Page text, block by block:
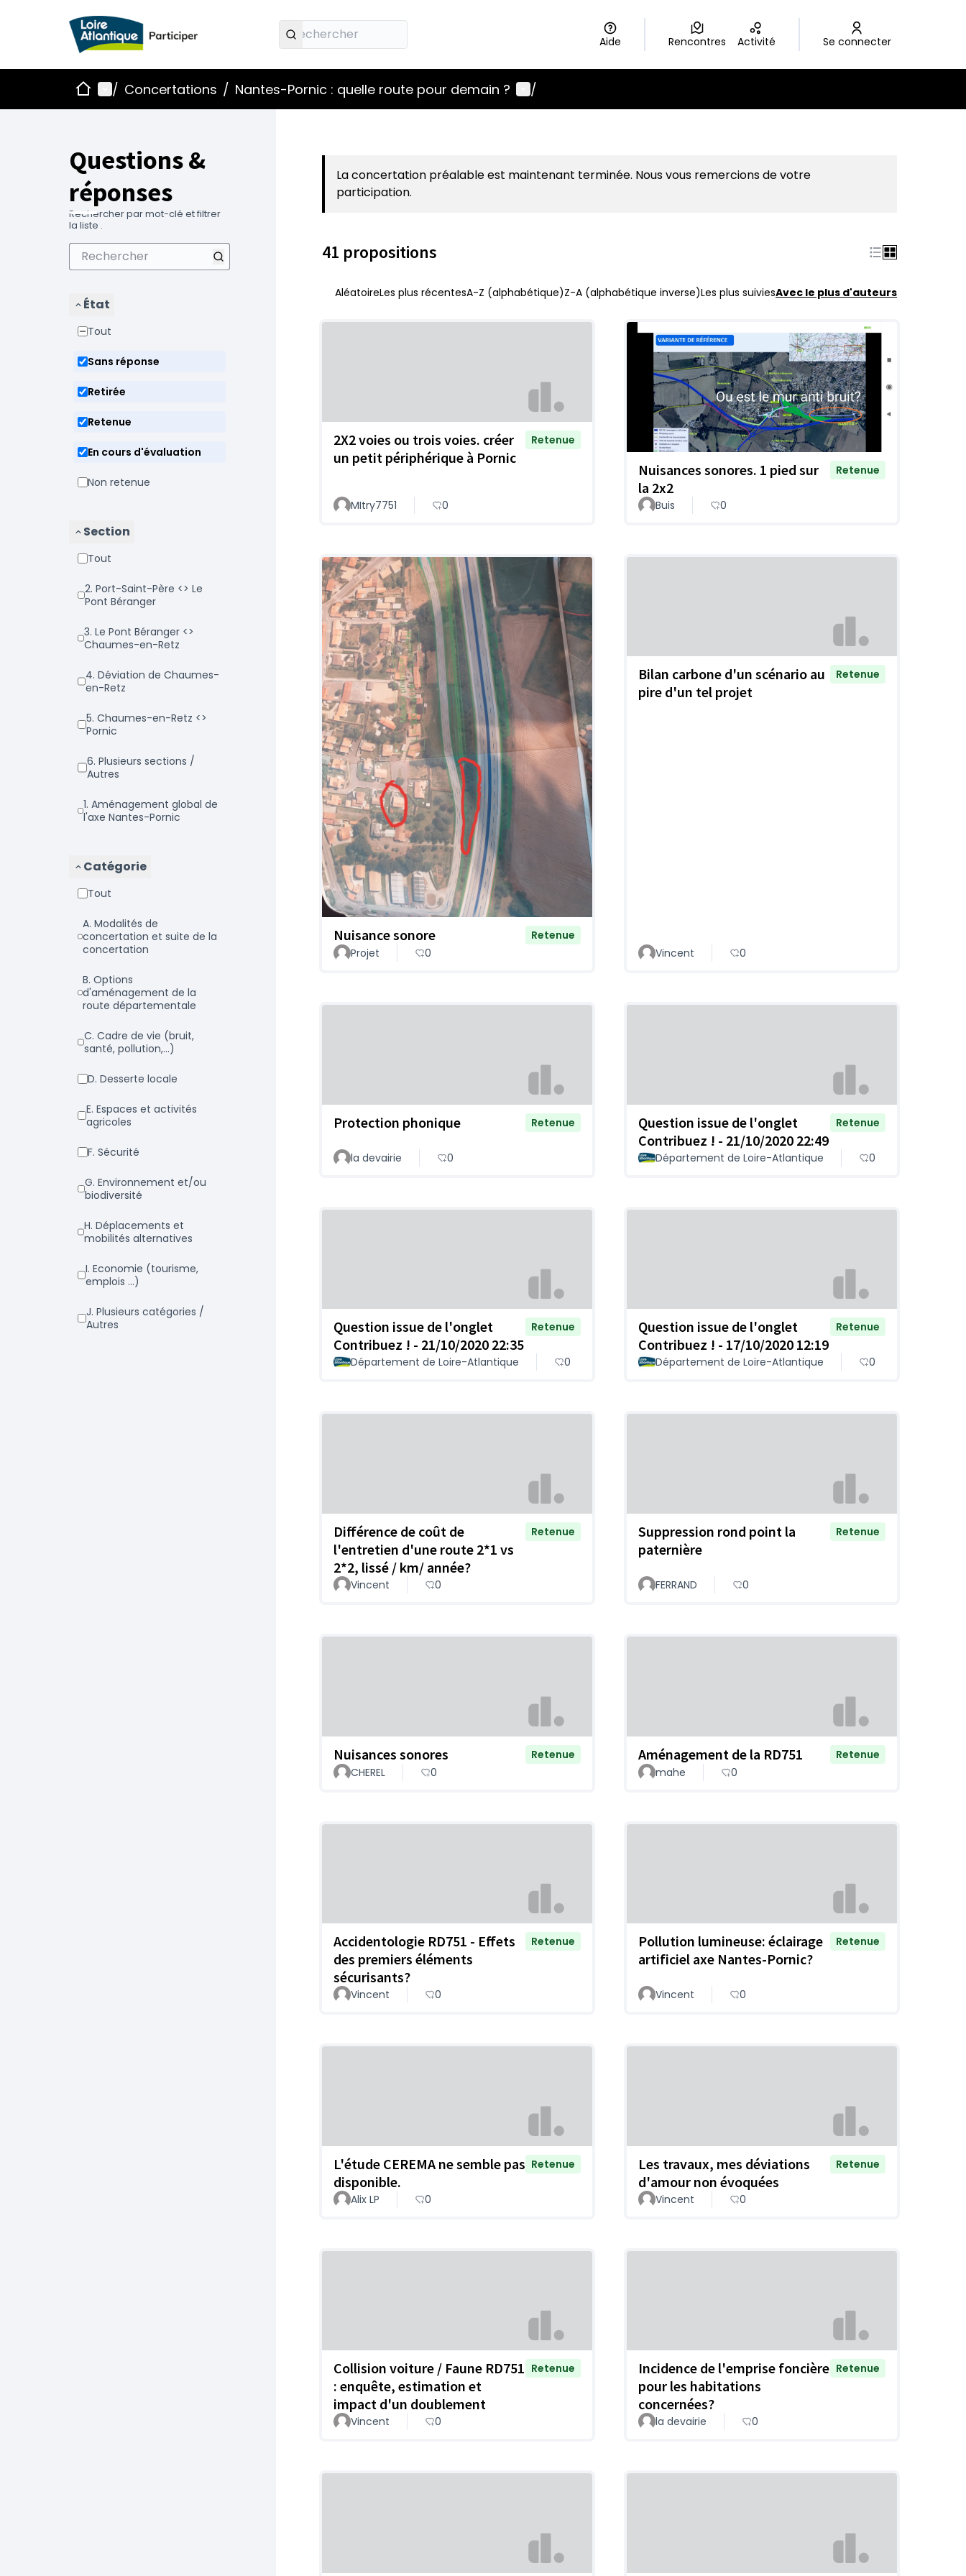
Aide Rencontres Activité Se connecter
AccueilMenu principal
/ Concertations / Nantes-Pornic : quelle route pour demain ? Menu utilisateur
/
Questions &
réponses
Rechercher par mot-clé et filtrer
la liste .
État
Tout
Sans réponse
Retirée
Retenue
En cours d'évaluation
Non retenue
Section
Tout
2. Port-Saint-Père <> Le
Pont Béranger
3. Le Pont Béranger <>
Chaumes-en-Retz
4. Déviation de Chaumes-
en-Retz
5. Chaumes-en-Retz <>
Pornic
6. Plusieurs sections /
Autres
1. Aménagement global de
l'axe Nantes-Pornic
Catégorie
Tout
a. Modalités de
concertation et suite de la
concertation
b. Options
d'aménagement de la
route départementale
c. Cadre de vie (bruit,
santé, pollution,...)
d. Desserte locale
e. Espaces et activités
agricoles
f. Sécurité
g. Environnement et/ou
biodiversité
h. Déplacements et
mobilités alternatives
i. Economie (tourisme,
emplois ...)
j. Plusieurs catégories /
Autres
La concertation préalable est maintenant terminée. Nous vous remercions de votre
participation.
41 propositions
AléatoireLes plus récentesA-Z (alphabétique)Z-A (alphabétique inverse)Les plus suiviesAvec le plus d'auteurs
2X2 voies ou trois voies. créer
un petit périphérique à Pornic
Retenue
MItry7751 0
Nuisances sonores. 1 pied sur
la 2x2
Retenue
Buis 0
Nuisance sonore
Retenue
Projet
0
Bilan carbone d'un scénario au
pire d'un tel projet
Retenue
Vincent 0
Protection phonique Retenue
la devairie 0
Question issue de l'onglet
Contribuez ! - 21/10/2020 22:49
Retenue
Département de Loire-Atlantique 0
Question issue de l'onglet
Contribuez ! - 21/10/2020 22:35
Retenue
Département de Loire-Atlantique 0
Question issue de l'onglet
Contribuez ! - 17/10/2020 12:19
Retenue
Département de Loire-Atlantique 0
Différence de coût de
l'entretien d'une route 2*1 vs
2*2, lissé / km/ année?
Retenue
Vincent 0
Suppression rond point la
paternière
Retenue
FERRAND 0
Nuisances sonores
Retenue
CHEREL
0
Aménagement de la RD751
Retenue
mahe
0
Accidentologie RD751 - Effets
des premiers éléments
sécurisants?
Retenue
Vincent 0
Pollution lumineuse: éclairage
artificiel axe Nantes-Pornic?
Retenue
Vincent 0
L'étude CEREMA ne semble pas
disponible.
Retenue
Alix LP 0
Les travaux, mes déviations
d'amour non évoquées
Retenue
Vincent 0
Collision voiture / Faune RD751
: enquête, estimation et
impact d'un doublement
Retenue
Vincent 0
Incidence de l'emprise foncière
pour les habitations
concernées?
Retenue
la devairie 0